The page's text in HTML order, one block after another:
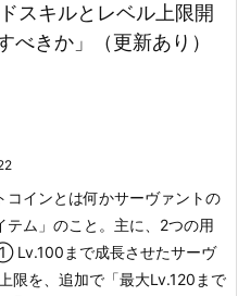
スキルとレベル上限開
べきか」（更新あり）
コインとは何かサーヴァントの
テム」のこと。主に、2つの用
Lv.100まで成長させたサーヴ
限を、追加で「最大Lv.120まで